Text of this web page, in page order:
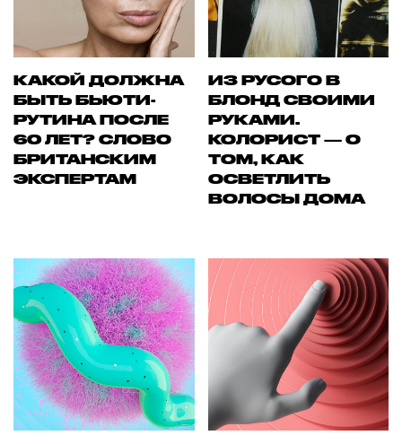
КАКОЙ ДОЛЖНА
БЫТЬ БЬЮТИ-
РУТИНА ПОСЛЕ
60 ЛЕТ? СЛОВО
БРИТАНСКИМ
ЭКСПЕРТАМ
ИЗ РУСОГО В
БЛОНД СВОИМИ
РУКАМИ.
КОЛОРИСТ — О
ТОМ, КАК
ОСВЕТЛИТЬ
ВОЛОСЫ ДОМА